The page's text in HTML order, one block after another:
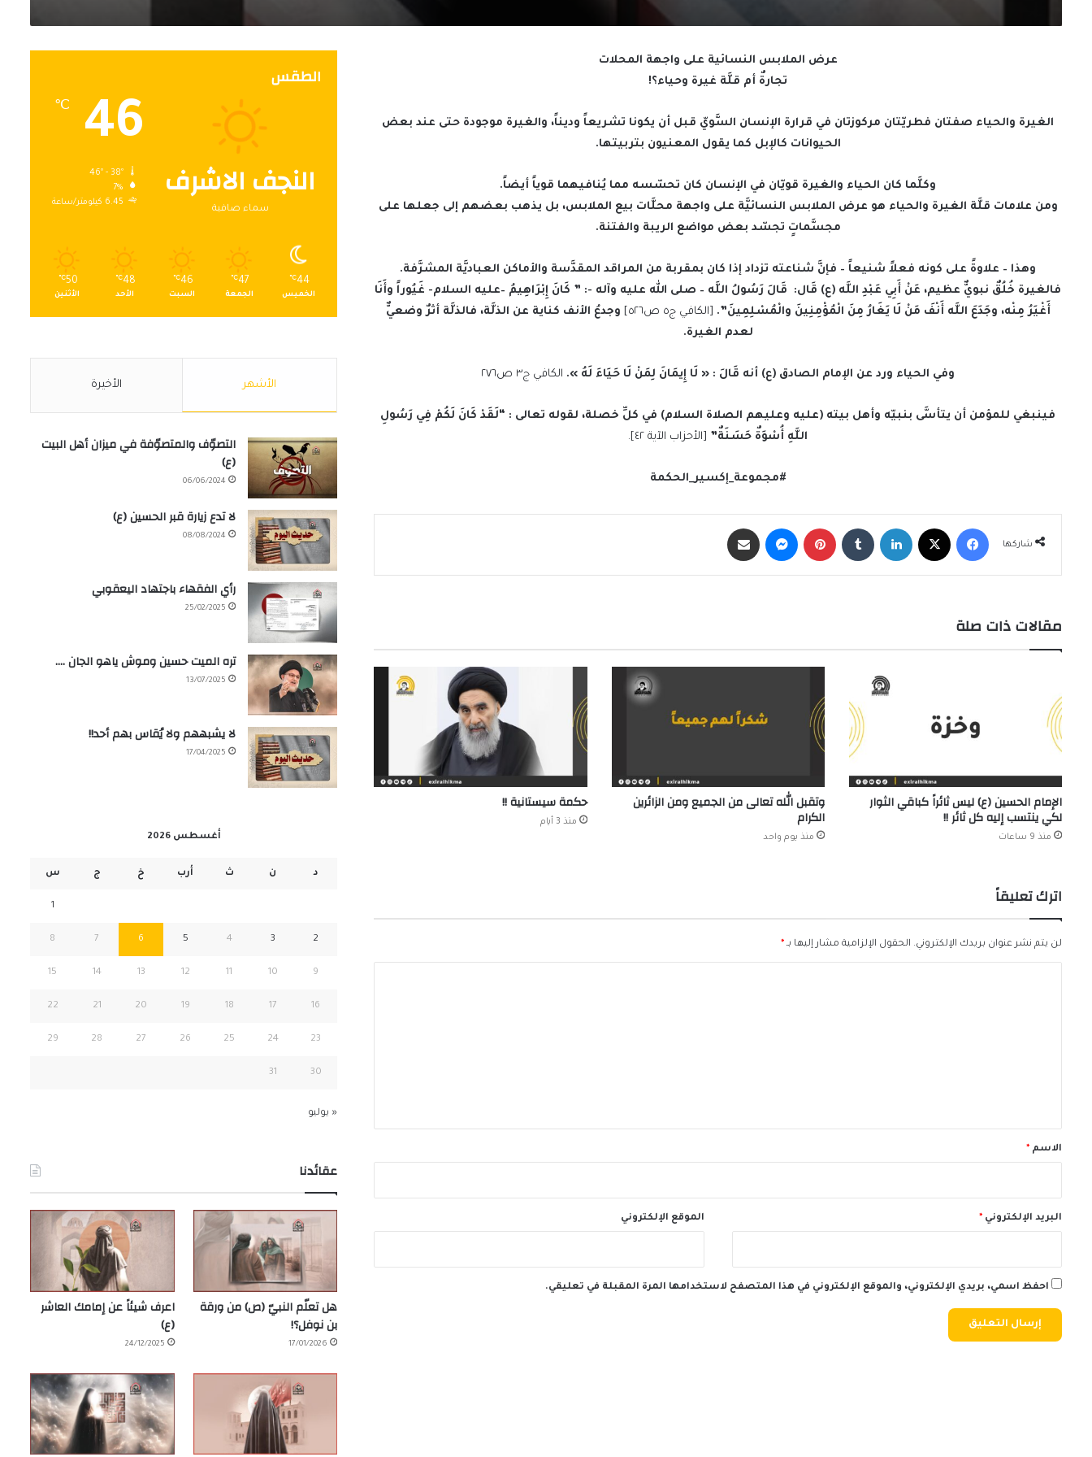
عرض الملابس النسائية على واجهة المحلات
تجارةٌ أم قلَّة غيرة وحياء؟!
الغيرة والحياء صفتان فطريّتان مركوزتان في قرارة الإنسان السَّويّ قبل أن يكونا تشريعاً وديناً، والغيرة موجودة حتى عند بعض
الحيوانات كالإبل كما يقول المعنيون بتربيتها.
وكلَّما كان الحياء والغيرة قويّان في الإنسان كان تحسّسه مما يُنافيهما قوياً أيضاً.
ومن علامات قلَّة الغيرة والحياء هو عرض الملابس النسائيَّة على واجهة محلَّات بيع الملابس، بل يذهب بعضهم إلى جعلها على
مجسَّماتٍ تجسّد بعض مواضع الريبة والفتنة.
وهذا – علاوةً على كونه فعلاً شنيعاً – فإنَّ شناعته تزداد إذا كان بمقربة من المراقد المقدَّسة والأماكن العباديَّة المشرَّفة.
فالغيرة خُلُقٌ نبويٌّ عظيم، عَنْ أَبِي عَبْدِ اللَّه (ع) قَال: قَالَ رَسُولُ اللَّه – صلى الله عليه وآله -: ” كَانَ إِبْرَاهِيمُ –عليه السلام- غَيُوراً وأَنَا
أَغْيَرُ مِنْه، وجَدَعَ اللَّه أَنْفَ مَنْ لَا يَغَارُ مِنَ الْمُؤْمِنِينَ والْمُسْلِمِينَ”.
[الكافي ج٥ ص٥٢٦]
وجدعُ الأنف كناية عن الذلَّة، فالذلَّة أثرٌ وضعيٌّ
لعدم الغيرة.
وفي الحياء ورد عن الإمام الصادق (ع) أنه قَالَ : « لَا إِيمَانَ لِمَنْ لَا حَيَاءَ لَهُ ». الكافي ج٣ ص٢٧٦
فينبغي للمؤمن أن يتأسَّى بنبيّه وأهل بيته (عليه وعليهم الصلاة السلام) في كلِّ خصلة، لقوله تعالى : “لَقَدْ كَانَ لَكُمْ فِي رَسُولِ
اللَّهِ أُسْوَةٌ حَسَنَةٌ” [الأحزاب الآية ٤٢].
#مجموعة_إكسير_الحكمة
شاركها
مقالات ذات صلة
الإمام الحسين (ع) ليس ثائراً كباقي الثوار
لكي ينتسب إليه كل ثائر !!
منذ 9 ساعات
وتقبل الله تعالى من الجميع ومن الزائرين
الكرام
منذ يوم واحد
حكمة سيستانية !!
منذ 3 أيام
اترك تعليقاً
لن يتم نشر عنوان بريدك الإلكتروني. الحقول الإلزامية مشار إليها بـ *
*الاسم *
البريد الإلكتروني * الموقع الإلكتروني
احفظ اسمي، بريدي الإلكتروني، والموقع الإلكتروني في هذا المتصفح لاستخدامها المرة المقبلة في تعليقي.
الطقس
النجف الاشرف
سماء صافية
46
℃
7%
6.45 كيلومتر/ساعة
44
℃
الخميس
47
℃
الجمعة
46
℃
السبت
48
℃
الأحد
50
℃
الأثنين
الأشهر الأخيرة
التصوّف والمتصوّفة في ميزان أهل البيت
(ع)
06/06/2024
لا تدع زيارة قبر الحسين (ع)
08/08/2024
رأي الفقهاء باجتهاد اليعقوبي
25/02/2025
تره الميت حسين وموش ياهو الجان ….
13/07/2025
لا يشبههم ولا يُقاس بهم أحد!!
17/04/2025
أغسطس 2026
د ن ث أرب خ ج س
1
2
3
4
5
6
7
8
9
10
11
12
13
14
15
16
17
18
19
20
21
22
23
24
25
26
27
28
29
30
31
« يوليو
عقائدنا
هل تعلّم النبيّ (ص) من ورقة
بن نوفل؟!
17/01/2026
اعرف شيئاً عن إمامك العاشر
(ع)
24/12/2025